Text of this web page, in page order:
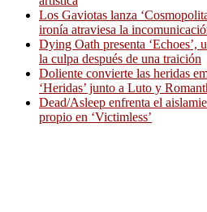
Los Gaviotas lanza
ironía atraviesa la
Dying Oath presenta ‘Echoes’,
la culpa después de una traición
Doliente convierte las heridas
‘Heridas’ junto a Luto y
Dead/Asleep enfrenta el
propio en ‘Victimless’